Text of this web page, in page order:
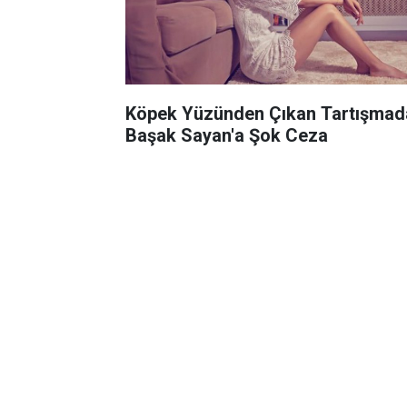
Köpek Yüzünden Çıkan
Başak Sayan'a Şok Ceza